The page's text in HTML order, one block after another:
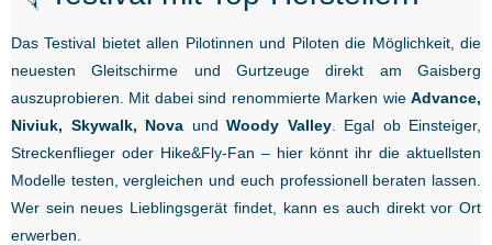
Das Testival bietet allen Pilotinnen und Piloten die Möglichkeit, die
neuesten Gleitschirme und Gurtzeuge direkt am Gaisberg
auszuprobieren. Mit dabei sind renommierte Marken wie Advance,
Niviuk, Skywalk, Nova und Woody Valley. Egal ob Einsteiger,
Streckenflieger oder Hike&Fly-Fan – hier könnt ihr die aktuellsten
Modelle testen, vergleichen und euch professionell beraten lassen.
Wer sein neues Lieblingsgerät findet, kann es auch direkt vor Ort
erwerben.